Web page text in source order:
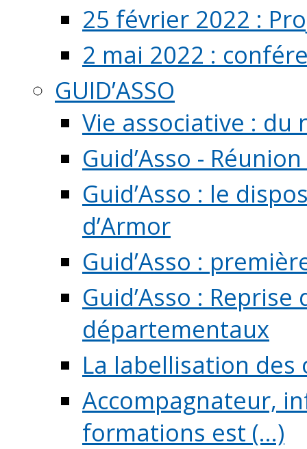
25 février 2022 :
2 mai 2022 :
GUID’ASSO
Vie associative : du
Guid’Asso -
Guid’Asso : le
d’Armor
Guid’Asso :
Guid’Asso :
départementaux
La labellisation
Accompagnateur,
formations est (...)